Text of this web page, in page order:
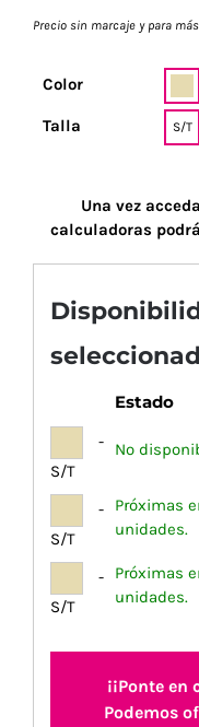
Precio sin marcaje y para
Color
Talla S/T
Una vez
calculadoras
Estado
-
S/T
No
-
S/T
Próximas
unidades.
-
S/T
Próximas
unidades.
¡¡Ponte
Podemos